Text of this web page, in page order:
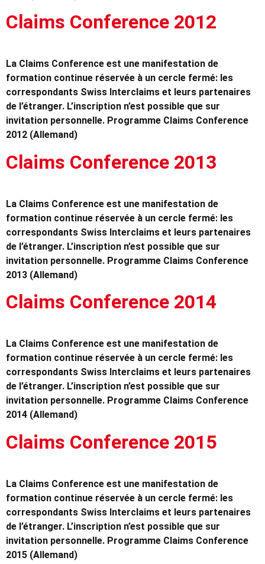
Claims Conference 2012
La Claims Conference est une manifestation de
formation continue réservée à un cercle fermé: les
correspondants Swiss Interclaims et leurs partenaires
de l’étranger. L’inscription n’est possible que sur
invitation personnelle. Programme Claims Conference
2012 (Allemand)
Claims Conference 2013
La Claims Conference est une manifestation de
formation continue réservée à un cercle fermé: les
correspondants Swiss Interclaims et leurs partenaires
de l’étranger. L’inscription n’est possible que sur
invitation personnelle. Programme Claims Conference
2013 (Allemand)
Claims Conference 2014
La Claims Conference est une manifestation de
formation continue réservée à un cercle fermé: les
correspondants Swiss Interclaims et leurs partenaires
de l’étranger. L’inscription n’est possible que sur
invitation personnelle. Programme Claims Conference
2014 (Allemand)
Claims Conference 2015
La Claims Conference est une manifestation de
formation continue réservée à un cercle fermé: les
correspondants Swiss Interclaims et leurs partenaires
de l’étranger. L’inscription n’est possible que sur
invitation personnelle. Programme Claims Conference
2015 (Allemand)